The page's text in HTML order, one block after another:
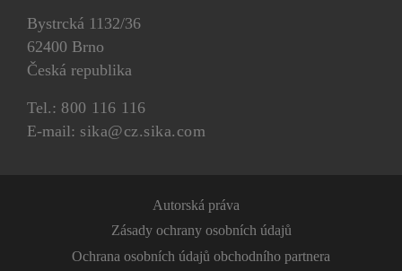
Bystrcká 1132/36
62400 Brno
Česká republika
Tel.: 800 116 116
E-mail: sika@cz.sika.com
Autorská práva
Zásady ochrany osobních údajů
Ochrana osobních údajů obchodního partnera